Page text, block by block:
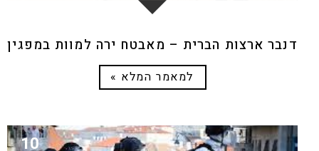
דנבר ארצות הברית – מאבטח ירה למוות במפגין
למאמר המלא »
10